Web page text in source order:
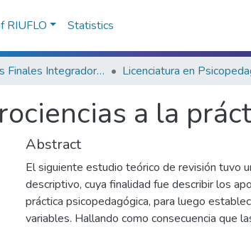
RIUFLO Statistics
Trabajos Finales Integradores (TFI) de Grado
a la
Abstract
El siguiente estudio teórico de revisión tuvo
descriptivo, cuya finalidad fue describir los
práctica psicopedagógica, para luego
variables. Hallando como consecuencia que